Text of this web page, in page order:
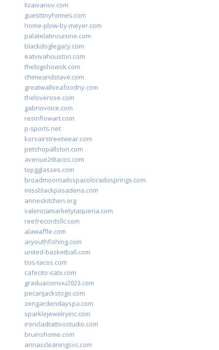
lizaivanov.com
guesttinyhomes.com
home-plow-by-meyer.com
palatelatincuisine.com
blackdoglegacy.com
eatvivahouston.com
thebigshowok.com
chimeandstave.com
greatwallseafoodny.com
theloverose.com
gabriovoice.com
resinflowart.com
p-sports.net
korsairstreetwear.com
petshopallston.com
avenue26tacos.com
topgglasses.com
broadmoornailsspacoloradosprings.com
missblackpasadena.com
anneskitchen.org
valenciamarketytaqueria.com
reefrecordsllc.com
alawaffle.com
aryouthfishing.com
united-basketball.com
tios-tacos.com
cafecito-satx.com
graduacionviu2023.com
pecanjackstogo.com
zengardendayspa.com
sparklejewelryinc.com
ironcladtattoostudio.com
bruinshome.com
annascleaningsvc.com